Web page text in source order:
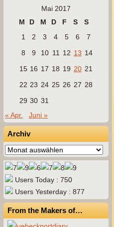
Mai 2017
M
D M D F S
S
1
2 3 4 5 6
7
8
9 10 11 12 13 14
15 16 17 18 19 20 21
22 23 24 25 26 27 28
29 30 31
« Apr.
Juni »
Archiv
Archiv
Users Today : 750
Users Yesterday : 877
From the Makers of…